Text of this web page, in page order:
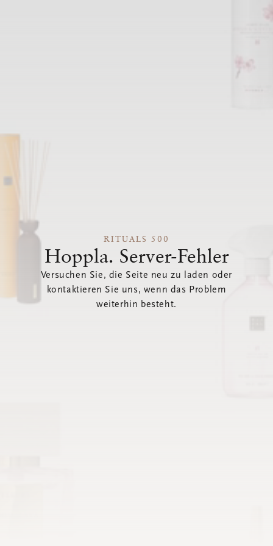
RITUALS 500
Hoppla. Server-Fehler
Versuchen Sie, die Seite neu zu laden oder
kontaktieren Sie uns, wenn das Problem
weiterhin besteht.